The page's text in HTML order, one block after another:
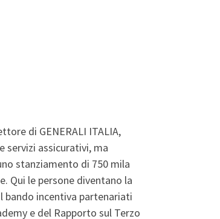
di GENERALI ITALIA,
servizi assicurativi, ma
stanziamento di 750 mila
Qui le persone diventano la
incentiva partenariati
e del Rapporto sul Terzo